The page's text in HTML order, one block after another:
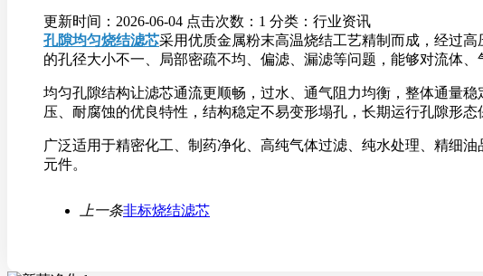
更新时间：2026-06-04 点击次数：1 分类：行业资讯
孔隙均匀烧结滤芯采用优质金属粉末高温烧结工艺精制而成，经过
的孔径大小不一、局部密疏不均、偏滤、漏滤等问题，能够对流体
均匀孔隙结构让滤芯通流更顺畅，过水、通气阻力均衡，整体通量
压、耐腐蚀的优良特性，结构稳定不易变形塌孔，长期运行孔隙形
广泛适用于精密化工、制药净化、高纯气体过滤、纯水处理、精细
元件。
上一条非标烧结滤芯